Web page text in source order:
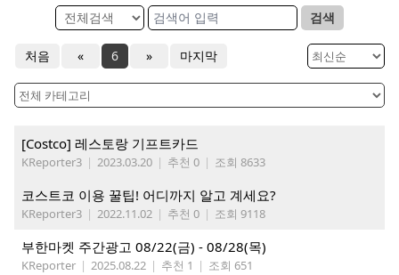
검색
처음 « 6 » 마지막
[Costco] 레스토랑 기프트카드
KReporter3 | 2023.03.20 | 추천 0 | 조회 8633
코스트코 이용 꿀팁! 어디까지 알고 계세요?
KReporter3 | 2022.11.02 | 추천 0 | 조회 9118
부한마켓 주간광고 08/22(금) - 08/28(목)
KReporter | 2025.08.22 | 추천 1 | 조회 651